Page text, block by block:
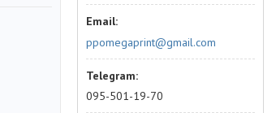
ppomegaprint@gmail.com
095-501-19-70